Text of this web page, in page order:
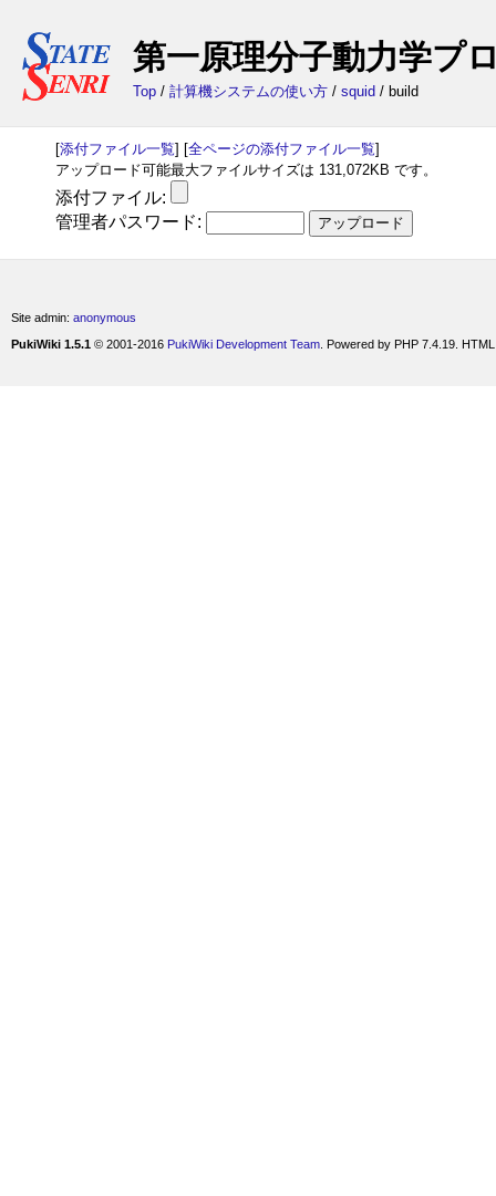
第一原理分子動力学プ
Top / 計算機システムの使い方 / squid / build
[添付ファイル一覧] [全ページの添付ファイル一覧]
アップロード可能最大ファイルサイズは 131,072KB です。
添付ファイル:
管理者パスワード:
Site admin: anonymous
PukiWiki 1.5.1 © 2001-2016 PukiWiki Development Team . Powered by PHP 7.4.19.